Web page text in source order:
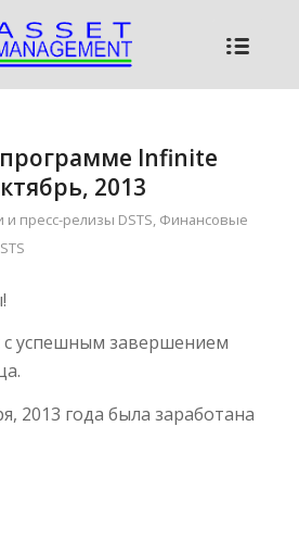
Infinite
2013
и пресс-релизы DSTS, Финансовые
с успешным завершением
2013 года была заработана